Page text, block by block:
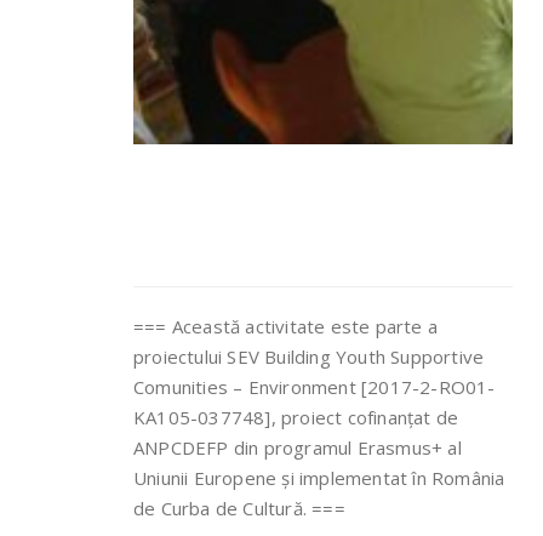
=== Această activitate este parte a
proiectului SEV Building Youth Supportive
Comunities – Environment [2017-2-RO01-
KA105-037748], proiect cofinanțat de
ANPCDEFP din programul Erasmus+ al
Uniunii Europene și implementat în România
de Curba de Cultură. ===